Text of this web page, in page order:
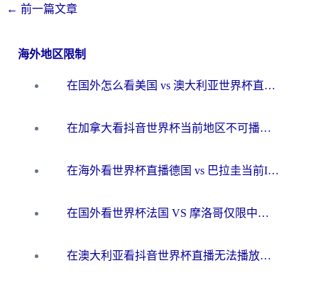
← 前一篇文章
海外地区限制
在国外怎么看美国 vs 澳大利亚世界杯直播？海外党必藏的中文解说观赛指南
在加拿大看抖音世界杯当前地区不可播放？海外党体育观赛终极指南
在海外看世界杯直播德国 vs 巴拉圭当前IP受限制？这篇指南帮你轻松解决地区限制
在国外看世界杯法国 VS 摩洛哥仅限中国大陆？别让地域限制拦下你的欢呼
在澳大利亚看抖音世界杯直播无法播放？海外党体育观赛终极指南来了！